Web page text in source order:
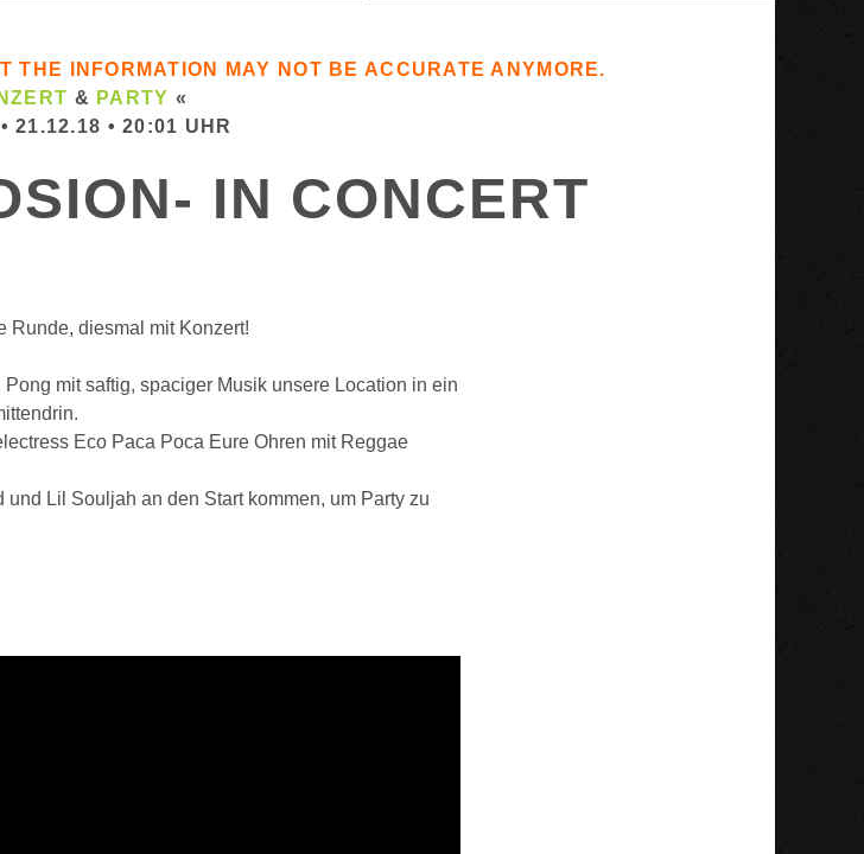
THE INFORMATION MAY NOT BE ACCURATE ANYMORE.
& PARTY «
21.12.18 • 20:01 UHR
IN CONCERT
Runde, diesmal mit Konzert!
mit saftig, spaciger Musik unsere Location in ein
Eco Paca Poca Eure Ohren mit Reggae
Lil Souljah an den Start kommen, um Party zu